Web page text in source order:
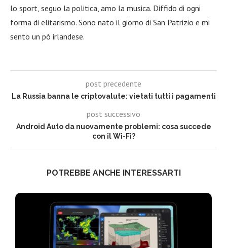
lo sport, seguo la politica, amo la musica. Diffido di ogni
forma di elitarismo. Sono nato il giorno di San Patrizio e mi
sento un pò irlandese.
post precedente
La Russia banna le criptovalute: vietati tutti i pagamenti
post successivo
Android Auto da nuovamente problemi: cosa succede
con il Wi-Fi?
POTREBBE ANCHE INTERESSARTI